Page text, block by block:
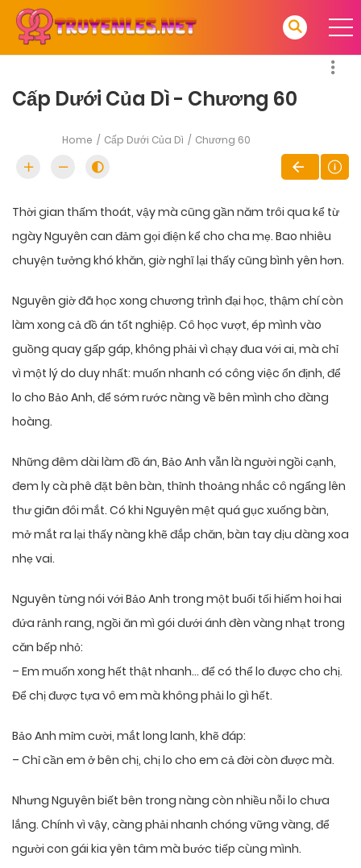
Cấp Dưới Của Dì - Chương 60
Home Cấp Dưới Của Dì Chương 60
Thời gian thấm thoát, vậy mà cũng gần năm trôi qua kể từ
ngày Nguyên can đảm gọi điện kể cho cha mẹ. Bao nhiêu
chuyện tưởng khó khăn, giờ nghĩ lại thấy cũng bình yên hơn.
Nguyên giờ đã học xong chương trình đại học, thậm chí còn
làm xong cả đồ án tốt nghiệp. Cô học vượt, ép mình vào
guồng quay gấp gáp, không phải vì chạy đua với ai, mà chỉ
vì một lý do duy nhất: muốn nhanh có công việc ổn định, để
lo cho Bảo Anh, để sớm rước nàng về bên mình cho đàng
hoàng.
Những đêm dài làm đồ án, Bảo Anh vẫn là người ngồi cạnh,
đem ly cà phê đặt bên bàn, thỉnh thoảng nhắc cô ngẩng lên
thư giãn đôi mắt. Có khi Nguyên mệt quá gục xuống bàn,
mở mắt ra lại thấy nàng khẽ đắp chăn, bàn tay dịu dàng xoa
nhẹ vai.
Nguyên từng nói với Bảo Anh trong một buổi tối hiếm hoi hai
đứa rảnh rang, ngồi ăn mì gói dưới ánh đèn vàng nhạt trong
căn bếp nhỏ:
– Em muốn xong hết thật nhanh… để có thể lo được cho chị.
Để chị được tựa vô em mà không phải lo gì hết.
Bảo Anh mỉm cười, mắt long lanh, khẽ đáp:
– Chỉ cần em ở bên chị, chị lo cho em cả đời còn được mà.
Nhưng Nguyên biết bên trong nàng còn nhiều nỗi lo chưa
lắng. Chính vì vậy, càng phải nhanh chóng vững vàng, để
người con gái kia yên tâm mà bước tiếp cùng mình.